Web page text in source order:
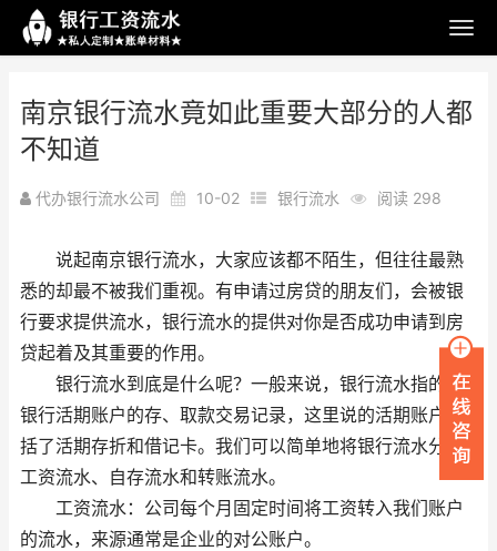
南京银行流水竟如此重要大部分的人都
不知道
代办银行流水公司 10-02 银行流水 阅读 298
说起南京银行流水，大家应该都不陌生，但往往最熟
悉的却最不被我们重视。有申请过房贷的朋友们，会被银
行要求提供流水，银行流水的提供对你是否成功申请到房
贷起着及其重要的作用。
银行流水到底是什么呢？一般来说，银行流水指的是
银行活期账户的存、取款交易记录，这里说的活期账户包
括了活期存折和借记卡。我们可以简单地将银行流水分为
工资流水、自存流水和转账流水。
工资流水：公司每个月固定时间将工资转入我们账户
的流水，来源通常是企业的对公账户。